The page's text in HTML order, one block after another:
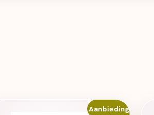
Aanbieding!